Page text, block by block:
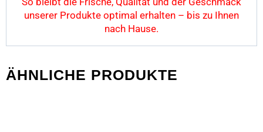
unserer Produkte optimal erhalten – bis zu Ihnen
nach Hause.
ÄHNLICHE PRODUKTE